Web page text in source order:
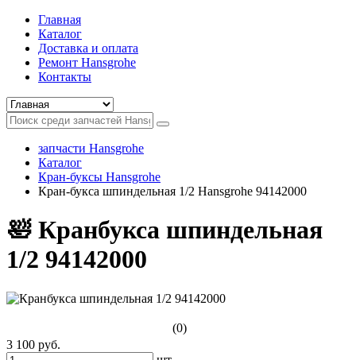
Главная
Каталог
Доставка и оплата
Ремонт Hansgrohe
Контакты
запчасти Hansgrohe
Каталог
Кран-буксы Hansgrohe
Кран-букса шпиндельная 1/2 Hansgrohe 94142000
🛀 Кранбукса шпиндельная
1/2 94142000
(0)
3 100 руб.